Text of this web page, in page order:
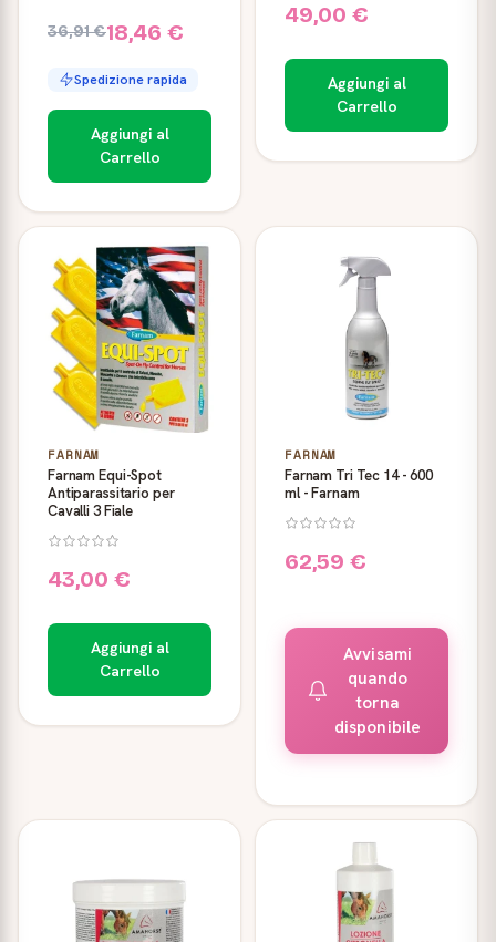
36,91 €18,46 €
Spedizione rapida
Aggiungi al
Carrello
49,00 €
Aggiungi al
Carrello
FARNAM
Farnam Equi-Spot
Antiparassitario per
Cavalli 3 Fiale
43,00 €
Aggiungi al
Carrello
FARNAM
Farnam Tri Tec 14 - 600
ml - Farnam
62,59 €
Avvisami
quando
torna
disponibile